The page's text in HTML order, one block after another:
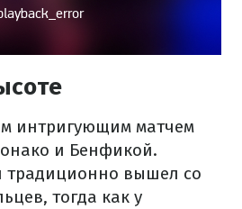
интригующим матчем
и Бенфикой.
традиционно вышел со
тогда как у